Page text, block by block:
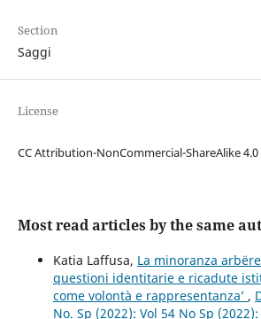
Section
Saggi
License
CC Attribution-NonCommercial-ShareAlike 4.0
Most read articles by the same
Katia Laffusa, La minoranza
questioni identitarie e ricadute
come volontà e rappresentanza’ ,
No. Sp (2022): Vol 54 No Sp